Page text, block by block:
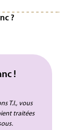
?
!
T.I., vous
traitées